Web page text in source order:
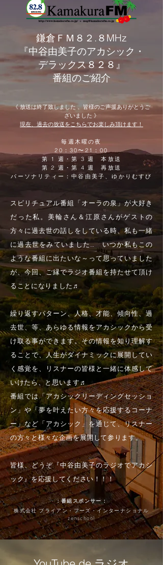
鎌倉ＦＭ８２.８MHz
『中谷由美子のアカシック・
デラックス８２８』
番組のご紹介
《 放送は終了致しました 、皆様のご声援ありがとうご
ざいました 》
​現在、過去の放送をこちらでお楽しみ頂けます！
毎週木曜の夜
20：30〜21：00
第 1 週・第 3 週 本放送
第 2 週・第 4 週 再放送
パーソナリティー：中谷由美子、ゆかりむすび
スピリチュアル番組「オーラの泉」が大好き
だった私。美輪さん＆江原さんがゲストの
方々に過去世の話しをしている時、私も一緒
に過去世をみていました… いつか私もこの
ような番組に出たいな～って思っていました
が、今回、ご縁でラジオ番組を持たせて頂け
ることになりました♬
繰り返すパターン、人格、才能、傾向性、過
去世、等、あらゆる情報をアカシックから受
け取る事ができます。その情報を知り理解す
ることで、人生がダイナミックに展開してい
く感覚を、リスナーの皆様と一緒に体感して
いけたら、と思います♬
番組では「アカシックリーディングセッショ
ン」や「夢を叶えたい方々を応援するコーナ
ー」など「アカシック」を通じて、リスナー
の方々と様々な企画を展開して参ります。
皆様、どうぞ『中谷由美子のラジオでアカシ
ック』を応援してください！！！
：番組スポンサー：
株式会社 ブライアン・フーズ・インターナショナル
zenschool